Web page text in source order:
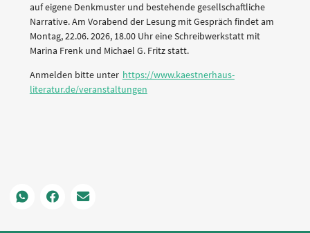
auf eigene Denkmuster und bestehende gesellschaftliche
Narrative. Am Vorabend der Lesung mit Gespräch findet am
Montag, 22.06. 2026, 18.00 Uhr eine Schreibwerkstatt mit
Marina Frenk und Michael G. Fritz statt.
Anmelden bitte unter https://www.kaestnerhaus-
literatur.de/veranstaltungen